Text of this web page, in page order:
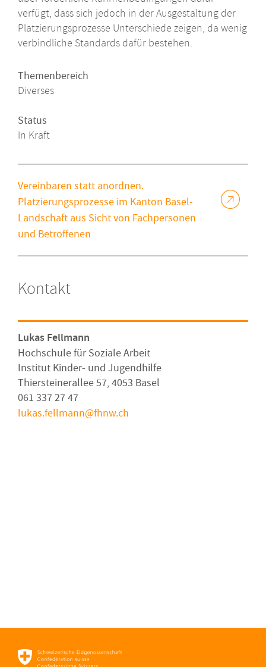
verfügt, dass sich jedoch in der Ausgestaltung der
Platzierungsprozesse Unterschiede zeigen, da wenig
verbindliche Standards dafür bestehen.
Themenbereich
Diverses
Status
In Kraft
Vereinbaren statt anordnen.
Platzierungsprozesse im Kanton Basel-
Landschaft aus Sicht von Fachpersonen
und Betroffenen
Kontakt
Lukas Fellmann
Hochschule für Soziale Arbeit
Institut Kinder- und Jugendhilfe
Thiersteinerallee 57, 4053 Basel
061 337 27 47
lukas.fellmann
fhnwch